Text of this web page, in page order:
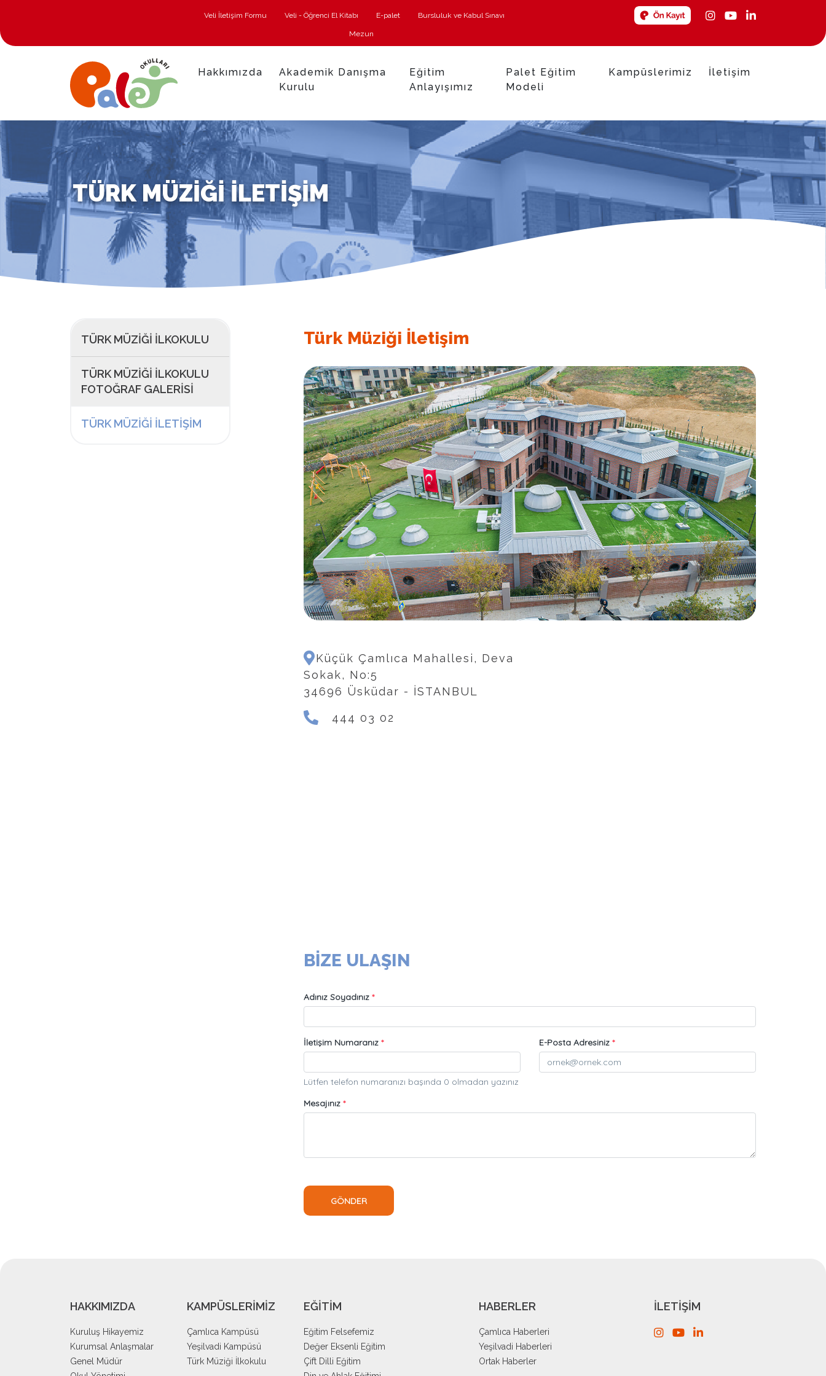
Veli İletişim Formu Veli - Öğrenci El Kitabı E-palet Bursluluk ve Kabul Sınavı
Mezun
Hakkımızda
Akademik Danışma
Kurulu
Eğitim
Anlayışımız
Palet Eğitim
Modeli
Kampüslerimiz İletişim
TÜRK MÜZIĞI İLETIŞIM
TÜRK MÜZIĞI İLKOKULU
TÜRK MÜZIĞI İLKOKULU
FOTOĞRAF GALERISI
TÜRK MÜZIĞI İLETIŞIM
Türk Müziği İletişim
Küçük Çamlıca Mahallesi, Deva
Sokak, No:5
34696 Üsküdar - İSTANBUL
444 03 02
BİZE ULAŞIN
HAKKIMIZDA
Kuruluş Hikayemiz
Kurumsal Anlaşmalar
Genel Müdür
KAMPÜSLERİMİZ
Çamlıca Kampüsü
Yeşilvadi Kampüsü
Türk Müziği İlkokulu
EĞİTİM
Eğitim Felsefemiz
Değer Eksenli Eğitim
Çift Dilli Eğitim
HABERLER
Çamlıca Haberleri
Yeşilvadi Haberleri
Ortak Haberler
İLETİŞİM